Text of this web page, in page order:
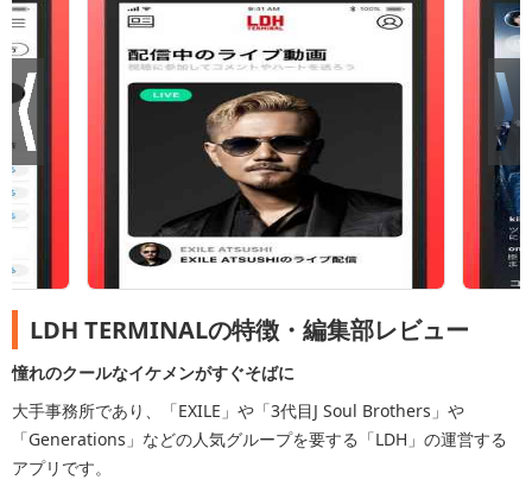
LDH TERMINALの特徴・編集部レビュー
憧れのクールなイケメンがすぐそばに
大手事務所であり、「EXILE」や「3代目J Soul Brothers」や
「Generations」などの人気グループを要する「LDH」の運営する
アプリです。